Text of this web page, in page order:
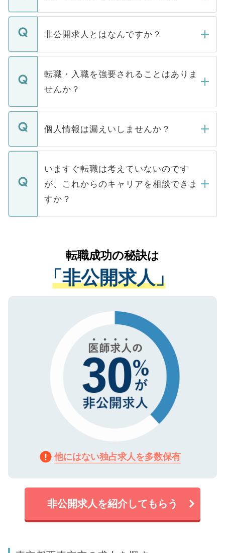
ご登録いただきましたら、弊社担当者がご
登録内容を確認し、その後メールもしくは
ます。通常、5営業日以内にはご連絡をせて
いただきますので、しばらくお待ちくださ
い。
非公開求人とはなんですか？
マイナビDOCTORで取り扱っている求人の
うち約3割は、Webサイトからご覧いただ
けない「非公開求人」です。非公開求人は
下記の理由によって、一般には公開してい
ません。
■応募殺到を避けるため 人気のある医療機
関を公にしてしまうと、応募が殺到する場
に、医療機関が求める条件に合った人材の
みを人材紹介会社に依頼するケースが増え
ています。
転職・入職を強要されることはありま
せんか？
転職・入職を強要することは一切ありませ
ん。また、仮に応募先から内定をいただい
定を承諾する必要はありません。内定先へ
の辞退の連絡はキャリアパートナーが行い
ますので、ご安心ください。
個人情報は漏えいしませんか？
個人情報が漏えいすることはありませんの
で、ご安心ください。当サイトからの登録
などで収集したご登録者様の個人情報は、
ご本人のキャリアアップおよび転職活動の
支援を目的に使用いたします。お預かりし
ているすべての個人データはご本人の許可
は、個人情報の取り扱いについての厳密な
管理基準を満たした事業者のみに付与され
る、プライバシーマークを取得済みです。
ご登録いただいた個人情報は、SSL（デー
で、機密保持に関してもご安心ください。
いますぐ転職は考えていないのです
が、これからのキャリアを相談できま
すか？
かがいして、現在の医療機関の状況や紹介
経験をまじえながら、適切なアドバイスを
させていただきます。すぐにご転職をされ
ない方には、長期的なサポートが可能です
ので、まずはご登録ください。
転職成功の秘訣は
「非公開求人」
他にはない独占求人を多数保有
非公開求人を紹介してもらう